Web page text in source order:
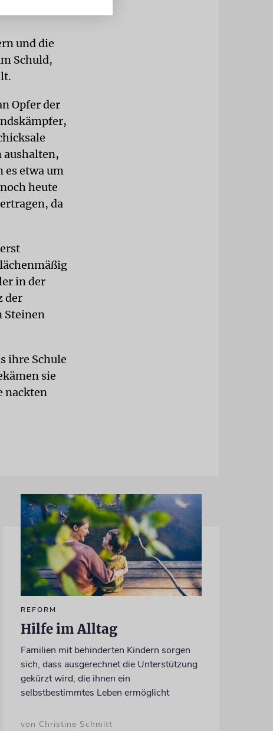
und die
Schuld,
Opfer der
aushalten,
es etwa um
heute
da
in der
der
Steinen
ihre Schule
sie
nackten
REFORM
Hilfe im Alltag
Familien mit behinderten Kindern sorgen
sich, dass ausgerechnet die Unterstützung
gekürzt wird, die ihnen ein
selbstbestimmtes Leben ermöglicht
von Christine Schmitt